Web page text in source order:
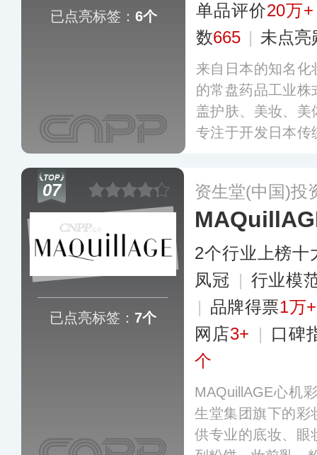
已点亮标签： 6个
单品评价20万+
数665 | 未点亮
来自日本的知名
的常盘药品工业
盖护肤、美妆、
专注于开发日本传
妆系列等等，已在
3000家店铺。更多
07
已点亮标签： 7个
资生堂(中国)投
2个行业上榜十
凤冠 | 行业模
| 品牌得票1万+
网店3+ | 口碑
个
MAQuillAGE心机
生堂集团旗下的彩
供专业的底妆、眼